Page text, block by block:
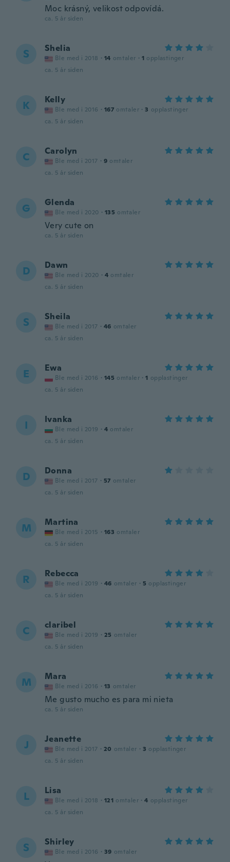
Moc krásný, velikost odpovídá.
ca. 5 år siden
S Shelia
Ble med i 2018 · 14 omtaler · 1 opplastinger
ca. 5 år siden
K Kelly
Ble med i 2016 · 167 omtaler · 3 opplastinger
ca. 5 år siden
C Carolyn
Ble med i 2017 · 9 omtaler
ca. 5 år siden
G Glenda
Ble med i 2020 · 135 omtaler
Very cute on
ca. 5 år siden
D Dawn
Ble med i 2020 · 4 omtaler
ca. 5 år siden
S Sheila
Ble med i 2017 · 46 omtaler
ca. 5 år siden
E Ewa
Ble med i 2016 · 145 omtaler · 1 opplastinger
ca. 5 år siden
I Ivanka
Ble med i 2019 · 4 omtaler
ca. 5 år siden
D Donna
Ble med i 2017 · 57 omtaler
ca. 5 år siden
M Martina
Ble med i 2015 · 163 omtaler
ca. 5 år siden
R Rebecca
Ble med i 2019 · 46 omtaler · 5 opplastinger
ca. 5 år siden
C claribel
Ble med i 2019 · 25 omtaler
ca. 5 år siden
M Mara
Ble med i 2016 · 13 omtaler
Me gusto mucho es para mi nieta
ca. 5 år siden
J Jeanette
Ble med i 2017 · 20 omtaler · 3 opplastinger
ca. 5 år siden
L Lisa
Ble med i 2018 · 121 omtaler · 4 opplastinger
ca. 5 år siden
S Shirley
Ble med i 2016 · 39 omtaler